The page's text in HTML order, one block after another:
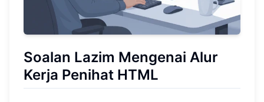
Soalan Lazim Mengenai Alur
Kerja Penihat HTML